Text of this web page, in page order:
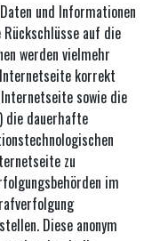
und Informationen
auf die
werden vielmehr
korrekt
sowie die
die dauerhafte
zu
im
Diese anonym